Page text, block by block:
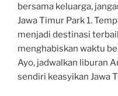
bersama keluarga,
Jawa Timur Park 1.
menjadi destinasi
menghabiskan waktu
Ayo, jadwalkan liburan
sendiri keasyikan Jawa